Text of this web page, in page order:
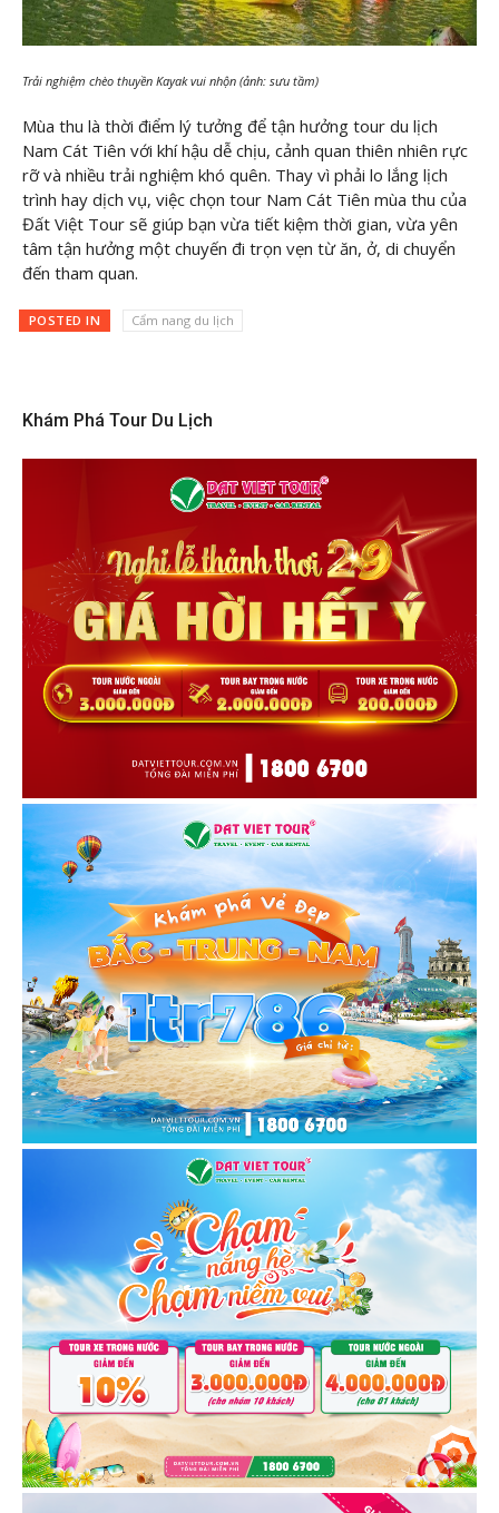
Trải nghiệm chèo thuyền Kayak vui nhộn (ảnh: sưu tầm)
Mùa thu là thời điểm lý tưởng để tận hưởng tour du lịch
Nam Cát Tiên với khí hậu dễ chịu, cảnh quan thiên nhiên rực
rỡ và nhiều trải nghiệm khó quên. Thay vì phải lo lắng lịch
trình hay dịch vụ, việc chọn tour Nam Cát Tiên mùa thu của
Đất Việt Tour sẽ giúp bạn vừa tiết kiệm thời gian, vừa yên
tâm tận hưởng một chuyến đi trọn vẹn từ ăn, ở, di chuyển
đến tham quan.
POSTED IN Cẩm nang du lịch
Khám Phá Tour Du Lịch